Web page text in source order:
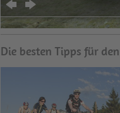
Die besten Tipps für